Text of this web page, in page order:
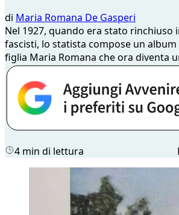
di Maria Romana De Gasperi
Nel 1927, quando era stato rinchiuso
fascisti, lo statista compose un
figlia Maria Romana che ora diventa
4 min di lettura